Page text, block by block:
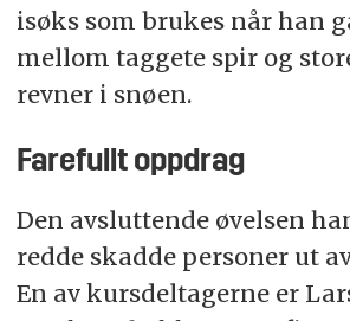
isøks som brukes når han
mellom taggete spir og
revner i snøen.
Farefullt oppdrag
Den avsluttende øvelsen
redde skadde personer ut
En av kursdeltagerne er